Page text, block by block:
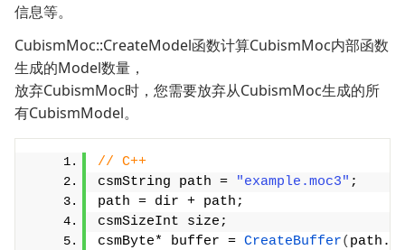
信息等。
CubismMoc::CreateModel函数计算CubismMoc内部函数
生成的Model数量，
放弃CubismMoc时，您需要放弃从CubismMoc生成的所
有CubismModel。
// C++
csmString path =
"example.moc3" ;
path = dir + path;
csmSizeInt size;
csmByte* buffer = CreateBuffer( path.